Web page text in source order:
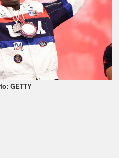
GETTY